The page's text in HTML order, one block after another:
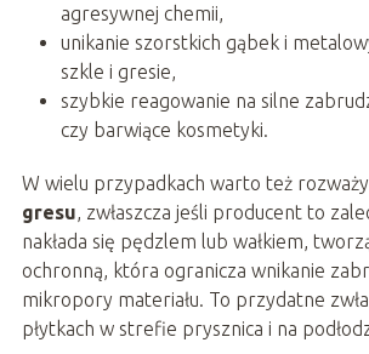
agresywnej chemii,
unikanie szorstkich gąbek i
szkle i gresie,
szybkie reagowanie na silne
czy barwiące kosmetyki.
W wielu przypadkach warto też
gresu, zwłaszcza jeśli producent to
nakłada się pędzlem lub wałkiem,
ochronną, która ogranicza wnikanie
mikropory materiału. To przydatne
płytkach w strefie prysznica i na